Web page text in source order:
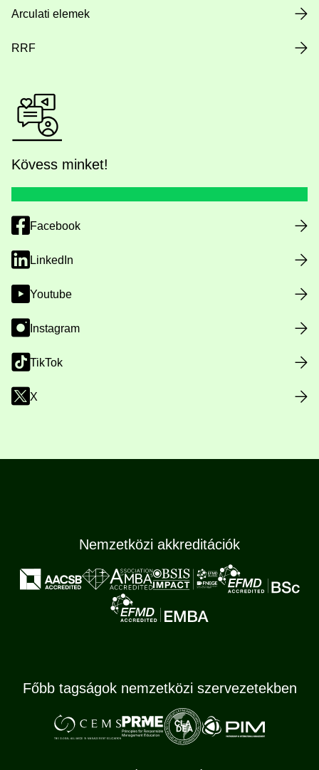
Arculati elemek
RRF
Kövess minket!
Facebook
LinkedIn
Youtube
Instagram
TikTok
X
Nemzetközi akkreditációk
Főbb tagságok nemzetközi szervezetekben